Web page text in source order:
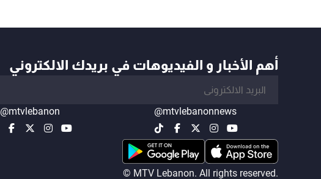
أهم الأخبار و الفيديوهات في بريدك الالكتروني
@mtvlebanonnews
@mtvlebanon
© MTV Lebanon. All rights reserved.